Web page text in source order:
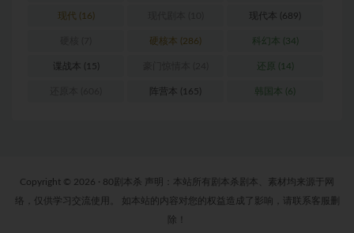
现代 (16) 现代本 (689)
硬核本 (286) 科幻本 (34)
谍战本 (15) 还原 (14)
阵营本 (165) 韩国本 (6)
Copyright © 2026 · 80剧本杀 声明：本站所有剧本杀剧本、素材均来源于网
络，仅供学习交流使用。 如本站的内容对您的权益造成了影响，请联系客服删
除！